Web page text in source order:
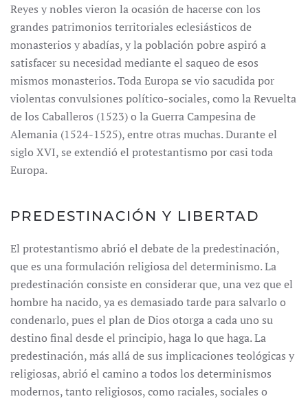
Reyes y nobles vieron la ocasión de hacerse con los
grandes patrimonios territoriales eclesiásticos de
monasterios y abadías, y la población pobre aspiró a
satisfacer su necesidad mediante el saqueo de esos
mismos monasterios. Toda Europa se vio sacudida por
violentas convulsiones político-sociales, como la Revuelta
de los Caballeros (1523) o la Guerra Campesina de
Alemania (1524-1525), entre otras muchas. Durante el
siglo XVI, se extendió el protestantismo por casi toda
Europa.
PREDESTINACIÓN Y LIBERTAD
El protestantismo abrió el debate de la predestinación,
que es una formulación religiosa del determinismo. La
predestinación consiste en considerar que, una vez que el
hombre ha nacido, ya es demasiado tarde para salvarlo o
condenarlo, pues el plan de Dios otorga a cada uno su
destino final desde el principio, haga lo que haga. La
predestinación, más allá de sus implicaciones teológicas y
religiosas, abrió el camino a todos los determinismos
modernos, tanto religiosos, como raciales, sociales o